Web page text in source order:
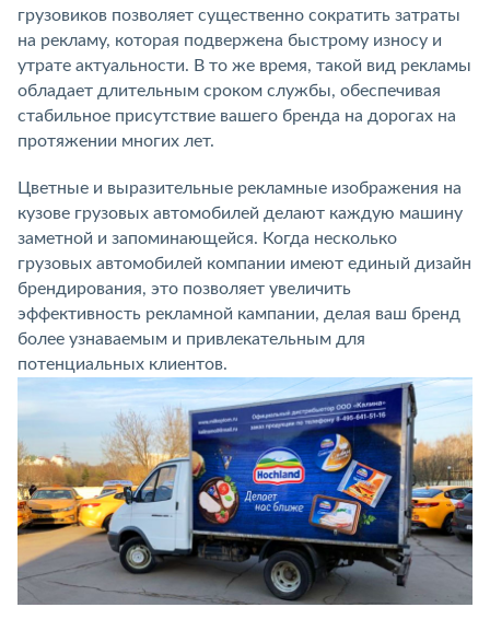
грузовиков позволяет существенно сократить затраты
на рекламу, которая подвержена быстрому износу и
утрате актуальности. В то же время, такой вид рекламы
обладает длительным сроком службы, обеспечивая
стабильное присутствие вашего бренда на дорогах на
протяжении многих лет.
Цветные и выразительные рекламные изображения на
кузове грузовых автомобилей делают каждую машину
заметной и запоминающейся. Когда несколько
грузовых автомобилей компании имеют единый дизайн
брендирования, это позволяет увеличить
эффективность рекламной кампании, делая ваш бренд
более узнаваемым и привлекательным для
потенциальных клиентов.